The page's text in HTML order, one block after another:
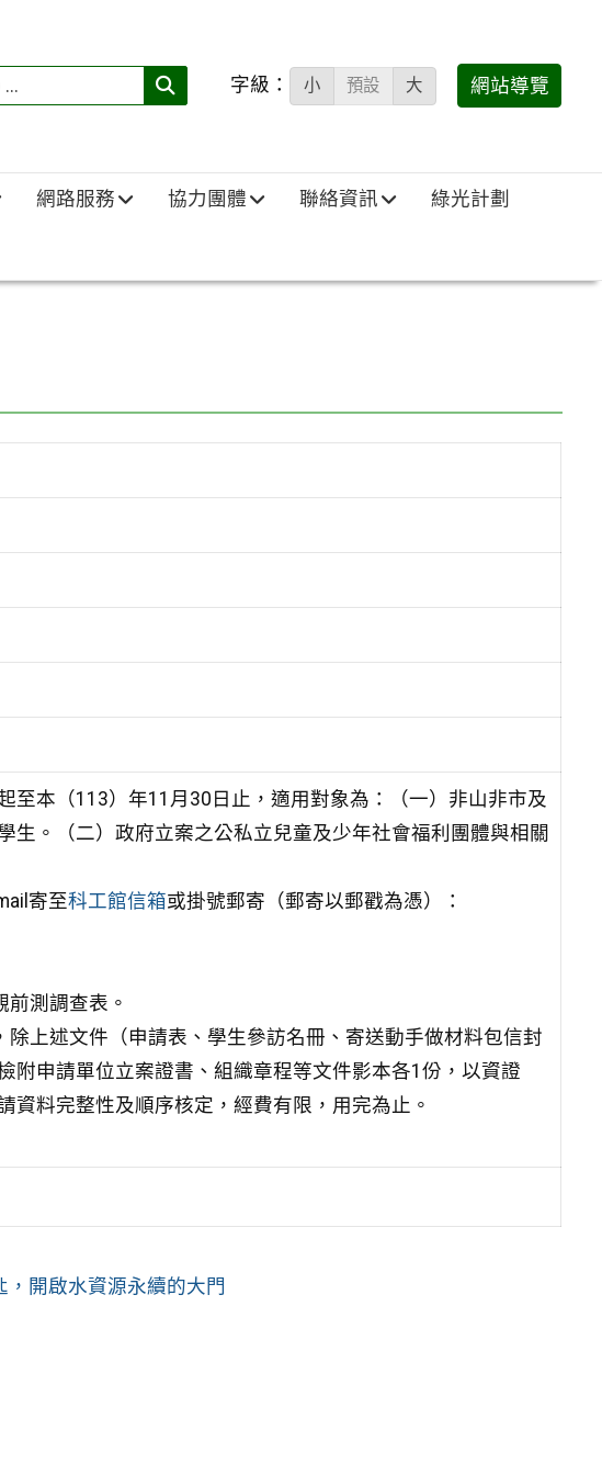
搜
填)：
字級： 小 預設 大 網站導覽
網路服務 協力團體 聯絡資訊 綠光計劃
本（113）年11月30日止，適用對象為：（一）非山非市及
生。（二）政府立案之公私立兒童及少年社會福利團體與相關
寄至科工館信箱或掛號郵寄（郵寄以郵戳為憑）：
測調查表。
上述文件（申請表、學生參訪名冊、寄送動手做材料包信封
附申請單位立案證書、組織章程等文件影本各1份，以資證
資料完整性及順序核定，經費有限，用完為止。
開啟水資源永續的大門